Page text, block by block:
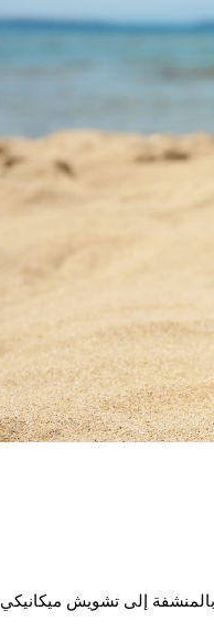
بالمنشفة إلى تشويش ميكانيكي